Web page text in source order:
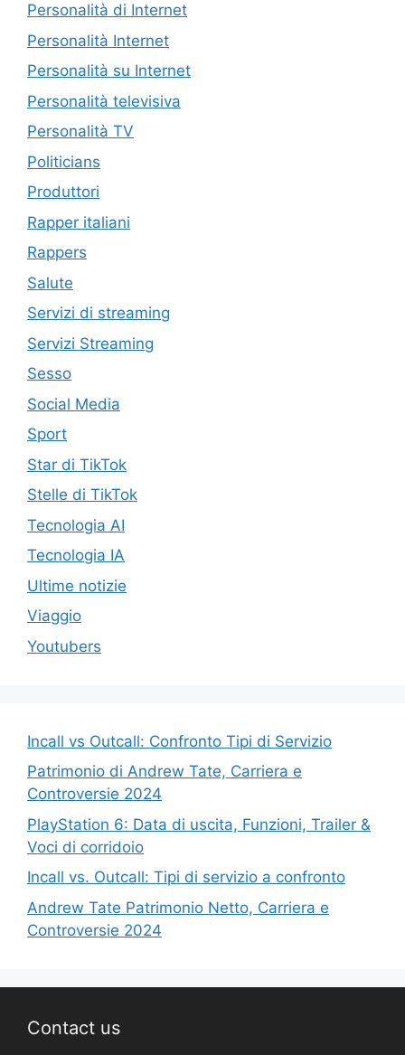
Personalità di Internet
Personalità Internet
Personalità su Internet
Personalità televisiva
Personalità TV
Politicians
Produttori
Rapper italiani
Rappers
Salute
Servizi di streaming
Servizi Streaming
Sesso
Social Media
Sport
Star di TikTok
Stelle di TikTok
Tecnologia AI
Tecnologia IA
Ultime notizie
Viaggio
Youtubers
Incall vs Outcall: Confronto Tipi di Servizio
Patrimonio di Andrew Tate, Carriera e
Controversie 2024
PlayStation 6: Data di uscita, Funzioni, Trailer &
Voci di corridoio
Incall vs. Outcall: Tipi di servizio a confronto
Andrew Tate Patrimonio Netto, Carriera e
Controversie 2024
Contact us